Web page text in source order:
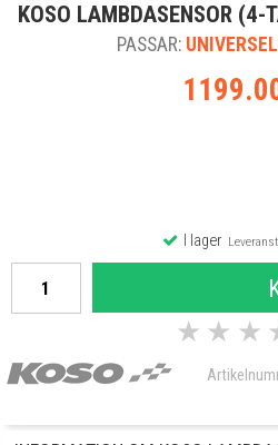
KOSO LAMBDASENSOR (4-
PASSAR:
I lager
★ ★ ★